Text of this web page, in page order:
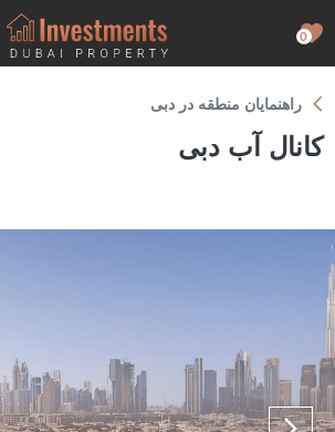
0
راهنمایان منطقه در دبی
کانال آب دبی